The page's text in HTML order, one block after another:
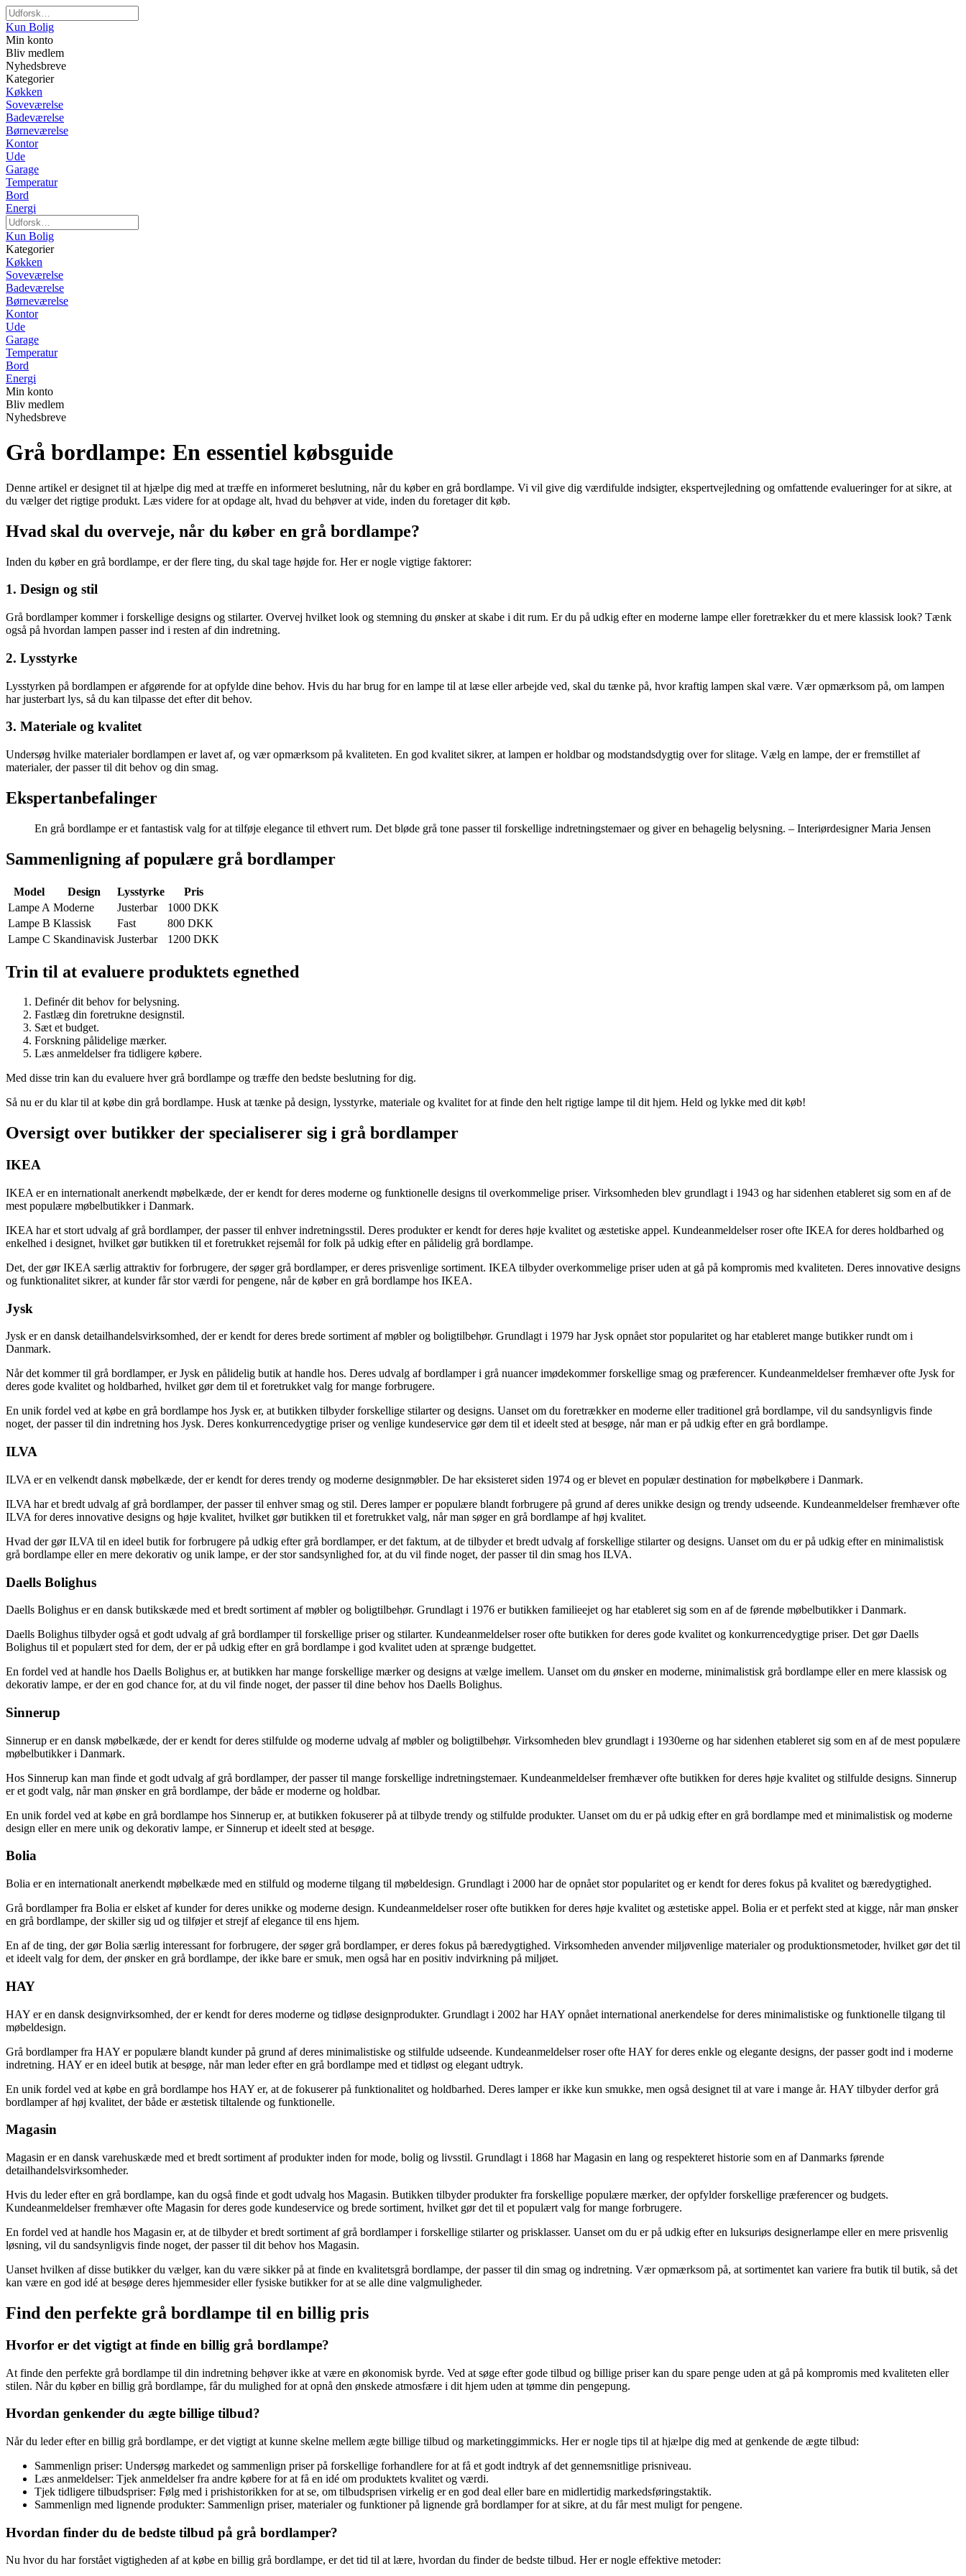
Kun Bolig
Min konto
Bliv medlem
Nyhedsbreve
Kategorier
Køkken
Soveværelse
Badeværelse
Børneværelse
Kontor
Ude
Garage
Temperatur
Bord
Energi
Kun Bolig
Kategorier
Køkken
Soveværelse
Badeværelse
Børneværelse
Kontor
Ude
Garage
Temperatur
Bord
Energi
Min konto
Bliv medlem
Nyhedsbreve
Grå bordlampe: En essentiel købsguide
Denne artikel er designet til at hjælpe dig med at træffe en informeret beslutning, når du køber en grå bordlampe. Vi vil give dig værdifulde indsigter, ekspertvejledning og omfattende evalueringer for at sikre, at
du vælger det rigtige produkt. Læs videre for at opdage alt, hvad du behøver at vide, inden du foretager dit køb.
Hvad skal du overveje, når du køber en grå bordlampe?
Inden du køber en grå bordlampe, er der flere ting, du skal tage højde for. Her er nogle vigtige faktorer:
1. Design og stil
Grå bordlamper kommer i forskellige designs og stilarter. Overvej hvilket look og stemning du ønsker at skabe i dit rum. Er du på udkig efter en moderne lampe eller foretrækker du et mere klassisk look? Tænk
også på hvordan lampen passer ind i resten af din indretning.
2. Lysstyrke
Lysstyrken på bordlampen er afgørende for at opfylde dine behov. Hvis du har brug for en lampe til at læse eller arbejde ved, skal du tænke på, hvor kraftig lampen skal være. Vær opmærksom på, om lampen
har justerbart lys, så du kan tilpasse det efter dit behov.
3. Materiale og kvalitet
Undersøg hvilke materialer bordlampen er lavet af, og vær opmærksom på kvaliteten. En god kvalitet sikrer, at lampen er holdbar og modstandsdygtig over for slitage. Vælg en lampe, der er fremstillet af
materialer, der passer til dit behov og din smag.
Ekspertanbefalinger
En grå bordlampe er et fantastisk valg for at tilføje elegance til ethvert rum. Det bløde grå tone passer til forskellige indretningstemaer og giver en behagelig belysning. – Interiørdesigner Maria Jensen
Sammenligning af populære grå bordlamper
Model Design Lysstyrke
Pris
Lampe A Moderne Justerbar
1000 DKK
Lampe B Klassisk Fast
800 DKK
Lampe C Skandinavisk Justerbar 1200 DKK
Trin til at evaluere produktets egnethed
Definér dit behov for belysning.
Fastlæg din foretrukne designstil.
Sæt et budget.
Forskning pålidelige mærker.
Læs anmeldelser fra tidligere købere.
Med disse trin kan du evaluere hver grå bordlampe og træffe den bedste beslutning for dig.
Så nu er du klar til at købe din grå bordlampe. Husk at tænke på design, lysstyrke, materiale og kvalitet for at finde den helt rigtige lampe til dit hjem. Held og lykke med dit køb!
Oversigt over butikker der specialiserer sig i grå bordlamper
IKEA
IKEA er en internationalt anerkendt møbelkæde, der er kendt for deres moderne og funktionelle designs til overkommelige priser. Virksomheden blev grundlagt i 1943 og har sidenhen etableret sig som en af de
mest populære møbelbutikker i Danmark.
IKEA har et stort udvalg af grå bordlamper, der passer til enhver indretningsstil. Deres produkter er kendt for deres høje kvalitet og æstetiske appel. Kundeanmeldelser roser ofte IKEA for deres holdbarhed og
enkelhed i designet, hvilket gør butikken til et foretrukket rejsemål for folk på udkig efter en pålidelig grå bordlampe.
Det, der gør IKEA særlig attraktiv for forbrugere, der søger grå bordlamper, er deres prisvenlige sortiment. IKEA tilbyder overkommelige priser uden at gå på kompromis med kvaliteten. Deres innovative designs
og funktionalitet sikrer, at kunder får stor værdi for pengene, når de køber en grå bordlampe hos IKEA.
Jysk
Jysk er en dansk detailhandelsvirksomhed, der er kendt for deres brede sortiment af møbler og boligtilbehør. Grundlagt i 1979 har Jysk opnået stor popularitet og har etableret mange butikker rundt om i
Danmark.
Når det kommer til grå bordlamper, er Jysk en pålidelig butik at handle hos. Deres udvalg af bordlamper i grå nuancer imødekommer forskellige smag og præferencer. Kundeanmeldelser fremhæver ofte Jysk for
deres gode kvalitet og holdbarhed, hvilket gør dem til et foretrukket valg for mange forbrugere.
En unik fordel ved at købe en grå bordlampe hos Jysk er, at butikken tilbyder forskellige stilarter og designs. Uanset om du foretrækker en moderne eller traditionel grå bordlampe, vil du sandsynligvis finde
noget, der passer til din indretning hos Jysk. Deres konkurrencedygtige priser og venlige kundeservice gør dem til et ideelt sted at besøge, når man er på udkig efter en grå bordlampe.
ILVA
ILVA er en velkendt dansk møbelkæde, der er kendt for deres trendy og moderne designmøbler. De har eksisteret siden 1974 og er blevet en populær destination for møbelkøbere i Danmark.
ILVA har et bredt udvalg af grå bordlamper, der passer til enhver smag og stil. Deres lamper er populære blandt forbrugere på grund af deres unikke design og trendy udseende. Kundeanmeldelser fremhæver ofte
ILVA for deres innovative designs og høje kvalitet, hvilket gør butikken til et foretrukket valg, når man søger en grå bordlampe af høj kvalitet.
Hvad der gør ILVA til en ideel butik for forbrugere på udkig efter grå bordlamper, er det faktum, at de tilbyder et bredt udvalg af forskellige stilarter og designs. Uanset om du er på udkig efter en minimalistisk
grå bordlampe eller en mere dekorativ og unik lampe, er der stor sandsynlighed for, at du vil finde noget, der passer til din smag hos ILVA.
Daells Bolighus
Daells Bolighus er en dansk butikskæde med et bredt sortiment af møbler og boligtilbehør. Grundlagt i 1976 er butikken familieejet og har etableret sig som en af de førende møbelbutikker i Danmark.
Daells Bolighus tilbyder også et godt udvalg af grå bordlamper til forskellige priser og stilarter. Kundeanmeldelser roser ofte butikken for deres gode kvalitet og konkurrencedygtige priser. Det gør Daells
Bolighus til et populært sted for dem, der er på udkig efter en grå bordlampe i god kvalitet uden at sprænge budgettet.
En fordel ved at handle hos Daells Bolighus er, at butikken har mange forskellige mærker og designs at vælge imellem. Uanset om du ønsker en moderne, minimalistisk grå bordlampe eller en mere klassisk og
dekorativ lampe, er der en god chance for, at du vil finde noget, der passer til dine behov hos Daells Bolighus.
Sinnerup
Sinnerup er en dansk møbelkæde, der er kendt for deres stilfulde og moderne udvalg af møbler og boligtilbehør. Virksomheden blev grundlagt i 1930erne og har sidenhen etableret sig som en af de mest populære
møbelbutikker i Danmark.
Hos Sinnerup kan man finde et godt udvalg af grå bordlamper, der passer til mange forskellige indretningstemaer. Kundeanmeldelser fremhæver ofte butikken for deres høje kvalitet og stilfulde designs. Sinnerup
er et godt valg, når man ønsker en grå bordlampe, der både er moderne og holdbar.
En unik fordel ved at købe en grå bordlampe hos Sinnerup er, at butikken fokuserer på at tilbyde trendy og stilfulde produkter. Uanset om du er på udkig efter en grå bordlampe med et minimalistisk og moderne
design eller en mere unik og dekorativ lampe, er Sinnerup et ideelt sted at besøge.
Bolia
Bolia er en internationalt anerkendt møbelkæde med en stilfuld og moderne tilgang til møbeldesign. Grundlagt i 2000 har de opnået stor popularitet og er kendt for deres fokus på kvalitet og bæredygtighed.
Grå bordlamper fra Bolia er elsket af kunder for deres unikke og moderne design. Kundeanmeldelser roser ofte butikken for deres høje kvalitet og æstetiske appel. Bolia er et perfekt sted at kigge, når man ønsker
en grå bordlampe, der skiller sig ud og tilføjer et strejf af elegance til ens hjem.
En af de ting, der gør Bolia særlig interessant for forbrugere, der søger grå bordlamper, er deres fokus på bæredygtighed. Virksomheden anvender miljøvenlige materialer og produktionsmetoder, hvilket gør det til
et ideelt valg for dem, der ønsker en grå bordlampe, der ikke bare er smuk, men også har en positiv indvirkning på miljøet.
HAY
HAY er en dansk designvirksomhed, der er kendt for deres moderne og tidløse designprodukter. Grundlagt i 2002 har HAY opnået international anerkendelse for deres minimalistiske og funktionelle tilgang til
møbeldesign.
Grå bordlamper fra HAY er populære blandt kunder på grund af deres minimalistiske og stilfulde udseende. Kundeanmeldelser roser ofte HAY for deres enkle og elegante designs, der passer godt ind i moderne
indretning. HAY er en ideel butik at besøge, når man leder efter en grå bordlampe med et tidløst og elegant udtryk.
En unik fordel ved at købe en grå bordlampe hos HAY er, at de fokuserer på funktionalitet og holdbarhed. Deres lamper er ikke kun smukke, men også designet til at vare i mange år. HAY tilbyder derfor grå
bordlamper af høj kvalitet, der både er æstetisk tiltalende og funktionelle.
Magasin
Magasin er en dansk varehuskæde med et bredt sortiment af produkter inden for mode, bolig og livsstil. Grundlagt i 1868 har Magasin en lang og respekteret historie som en af Danmarks førende
detailhandelsvirksomheder.
Hvis du leder efter en grå bordlampe, kan du også finde et godt udvalg hos Magasin. Butikken tilbyder produkter fra forskellige populære mærker, der opfylder forskellige præferencer og budgets.
Kundeanmeldelser fremhæver ofte Magasin for deres gode kundeservice og brede sortiment, hvilket gør det til et populært valg for mange forbrugere.
En fordel ved at handle hos Magasin er, at de tilbyder et bredt sortiment af grå bordlamper i forskellige stilarter og prisklasser. Uanset om du er på udkig efter en luksuriøs designerlampe eller en mere prisvenlig
løsning, vil du sandsynligvis finde noget, der passer til dit behov hos Magasin.
Uanset hvilken af disse butikker du vælger, kan du være sikker på at finde en kvalitetsgrå bordlampe, der passer til din smag og indretning. Vær opmærksom på, at sortimentet kan variere fra butik til butik, så det
kan være en god idé at besøge deres hjemmesider eller fysiske butikker for at se alle dine valgmuligheder.
Find den perfekte grå bordlampe til en billig pris
Hvorfor er det vigtigt at finde en billig grå bordlampe?
At finde den perfekte grå bordlampe til din indretning behøver ikke at være en økonomisk byrde. Ved at søge efter gode tilbud og billige priser kan du spare penge uden at gå på kompromis med kvaliteten eller
stilen. Når du køber en billig grå bordlampe, får du mulighed for at opnå den ønskede atmosfære i dit hjem uden at tømme din pengepung.
Hvordan genkender du ægte billige tilbud?
Når du leder efter en billig grå bordlampe, er det vigtigt at kunne skelne mellem ægte billige tilbud og marketinggimmicks. Her er nogle tips til at hjælpe dig med at genkende de ægte tilbud:
Sammenlign priser: Undersøg markedet og sammenlign priser på forskellige forhandlere for at få et godt indtryk af det gennemsnitlige prisniveau.
Læs anmeldelser: Tjek anmeldelser fra andre købere for at få en idé om produktets kvalitet og værdi.
Tjek tidligere tilbudspriser: Følg med i prishistorikken for at se, om tilbudsprisen virkelig er en god deal eller bare en midlertidig markedsføringstaktik.
Sammenlign med lignende produkter: Sammenlign priser, materialer og funktioner på lignende grå bordlamper for at sikre, at du får mest muligt for pengene.
Hvordan finder du de bedste tilbud på grå bordlamper?
Nu hvor du har forstået vigtigheden af at købe en billig grå bordlampe, er det tid til at lære, hvordan du finder de bedste tilbud. Her er nogle effektive metoder: